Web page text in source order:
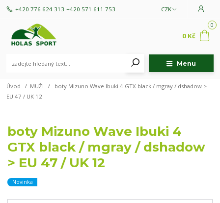
Menu
CZK
+420 776 624 313 +420 571 611 753
0
0 Kč
Úvod MUŽI
boty Mizuno Wave Ibuki 4 GTX black / mgray / dshadow >
EU 47 / UK 12
boty Mizuno Wave Ibuki 4
GTX black / mgray / dshadow
> EU 47 / UK 12
Novinka